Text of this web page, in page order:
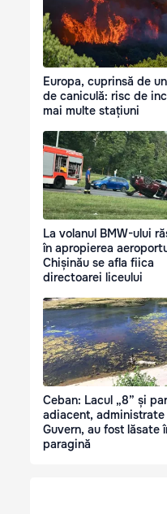
Europa, cuprinsă de
de caniculă: risc de
mai multe stațiuni
La volanul BMW-ului
în apropierea
Chișinău se afla fiica
directoarei liceului
Ceban: Lacul „8” și
adiacent, administrate
Guvern, au fost lăsate
paragină